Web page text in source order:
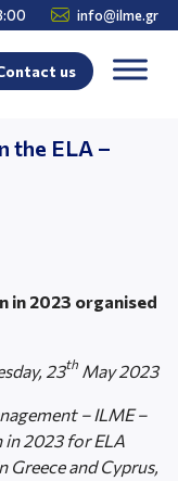
 info@ilme.gr
us
the ELA –
in 2023 organised
23th May 2023
– ILME –
in 2023 for ELA
Greece and Cyprus,